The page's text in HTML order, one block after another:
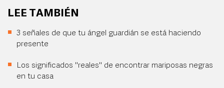
LEE TAMBIÉN
3 señales de que tu ángel guardián se está haciendo
presente
Los significados "reales" de encontrar mariposas negras
en tu casa